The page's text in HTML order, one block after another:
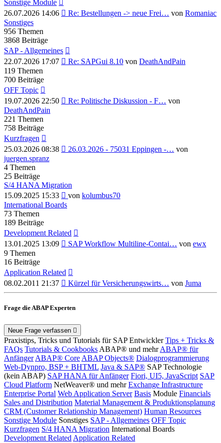
Sonstige Module
26.07.2026 14:06
Neuester
Re: Bestellungen -> neue Frei… von Romaniac
Sonstiges
956 Themen
3868 Beiträge
SAP - Allgemeines
22.07.2026 17:07
Neuester
Re: SAPGui 8.10 von DeathAndPain
119 Themen
700 Beiträge
OFF Topic
19.07.2026 22:50
Neuester
Re: Politische Diskussion - F… von
DeathAndPain
221 Themen
758 Beiträge
Kurzfragen
25.03.2026 08:38
Neuester
26.03.2026 - 75031 Eppingen -… von
juergen.spranz
4 Themen
25 Beiträge
S/4 HANA Migration
15.09.2025 15:33
Neuester
Beitrag
von kolumbus70
International Boards
73 Themen
189 Beiträge
Development Related
13.01.2025 13:09
Neuester
SAP Workflow Multiline-Contai… von ewx
9 Themen
16 Beiträge
Application Related
08.02.2011 21:37
Neuester
Kürzel für Versicherungswirts… von Juma
Frage die ABAP Experten
Neue Frage verfassen
Praxistips, Tricks und Tutorials für SAP Entwickler Tips + Tricks &
FAQs Tutorials & Cookbooks ABAP® und mehr ABAP® für
Anfänger ABAP® Core ABAP Objects® Dialogprogrammierung
Web-Dynpro, BSP + BHTML Java & SAP® SAP Technologie
(kein ABAP) SAP HANA für Anfänger Fiori, UI5, JavaScript SAP
Cloud Platform NetWeaver® und mehr Exchange Infrastructure
Enterprise Portal Web Application Server Basis Module Financials
Sales and Distribution Material Management & Produktionsplanung
CRM (Customer Relationship Management) Human Resources
Sonstige Module Sonstiges SAP - Allgemeines OFF Topic
Kurzfragen S/4 HANA Migration International Boards
Development Related Application Related